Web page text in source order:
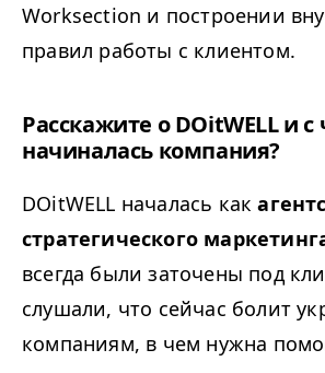
Worksection и построении
правил работы с клиентом.
Расскажите о DOitWELL и с
начиналась компания?
DOitWELL началась как
стратегического
всегда были заточены под
слушали, что сейчас болит
компаниям, в чем нужна